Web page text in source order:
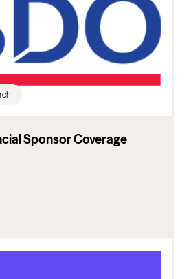
Sponsor Coverage